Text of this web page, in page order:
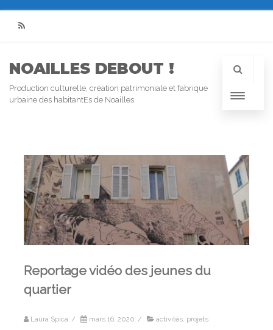
NOAILLES DEBOUT !
Production culturelle, création patrimoniale et fabrique
urbaine des habitantEs de Noailles
Reportage vidéo des jeunes du
quartier
Laura Spica / mars 16, 2020 / activités projets